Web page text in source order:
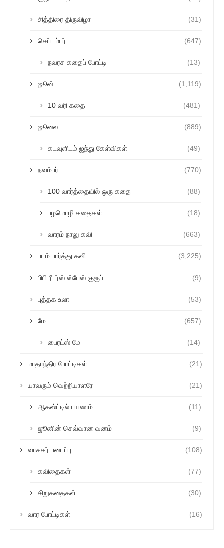
சித்திரை திருவிழா (31)
செப்டம்பர் (647)
நவரச கதைப் போட்டி (13)
ஜூன் (1,119)
10 வரி கதை (481)
ஜூலை (889)
கடவுளிடம் ஐந்து கேள்விகள் (49)
நவம்பர் (770)
100 வார்த்தையில் ஒரு கதை (88)
பழமொழி கதைகள் (18)
வாரம் நாலு கவி (663)
படம் பார்த்து கவி (3,225)
பிபி ரீடர்ஸ் ஸ்பேஸ் குரூப் (9)
புத்தக உலா (53)
மே (657)
பைரட்ஸ் மே (14)
மாதாந்திர போட்டிகள் (21)
யாவரும் வெற்றியாளரே (21)
ஆகஸ்ட்டில் பயணம் (11)
ஜூனின் செவ்வான வனம் (9)
வாசகர் படைப்பு (108)
கவிதைகள் (77)
சிறுகதைகள் (30)
வார போட்டிகள் (16)